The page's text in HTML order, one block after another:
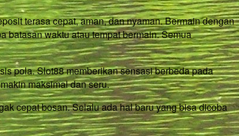
terasa cepat, aman, dan nyaman. Bermain dengan
batasan waktu atau tempat bermain. Semua
pola. Slot88 memberikan sensasi berbeda pada
maksimal dan seru.
cepat bosan. Selalu ada hal baru yang bisa dicoba